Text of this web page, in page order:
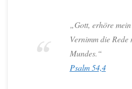
„Gott, erhöre
Vernimm die Rede
Mundes.“
Psalm 54,4